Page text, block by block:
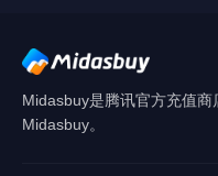
Midasbuy是腾讯官方充值
Midasbuy。